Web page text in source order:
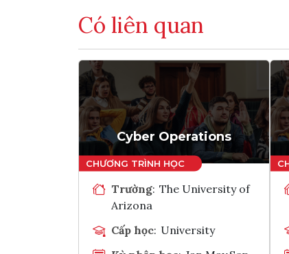
Có liên quan
Cyber Operations
Trường: The University of
Arizona
Cấp học: University